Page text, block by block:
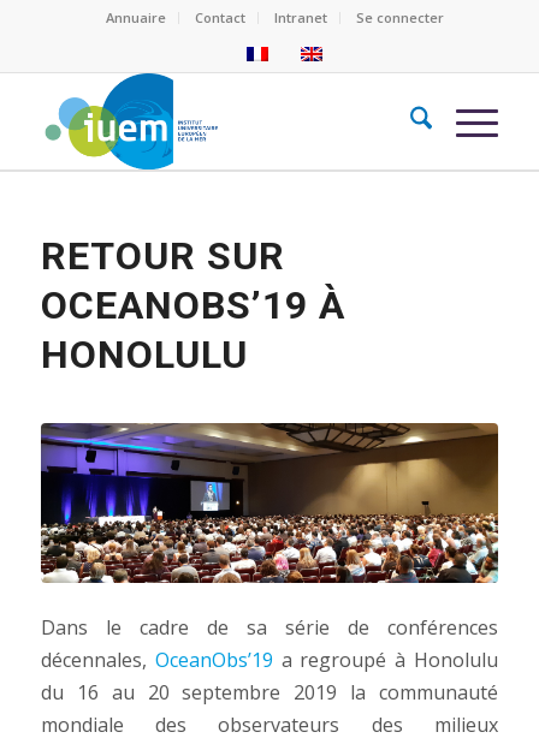
Annuaire Contact Intranet Se connecter
RETOUR SUR
OCEANOBS’19 À
HONOLULU
Dans le cadre de sa série de conférences
décennales, OceanObs’19 a regroupé à Honolulu
du 16 au 20 septembre 2019 la communauté
mondiale des observateurs des milieux